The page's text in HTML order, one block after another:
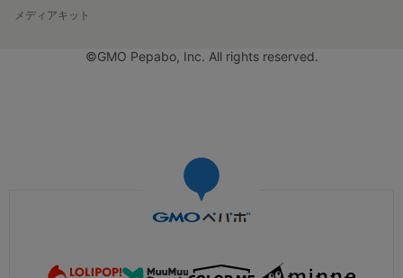
メディアキット
©GMO Pepabo, Inc. All rights reserved.